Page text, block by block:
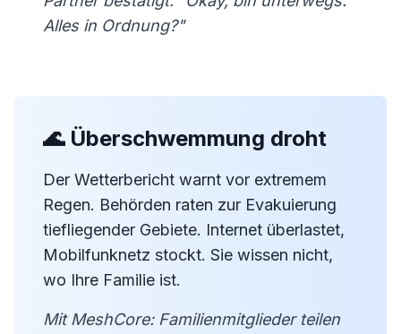
Alles in Ordnung?"
🌊 Überschwemmung droht
Der Wetterbericht warnt vor extremem
Regen. Behörden raten zur Evakuierung
tiefliegender Gebiete. Internet überlastet,
Mobilfunknetz stockt. Sie wissen nicht,
wo Ihre Familie ist.
Mit MeshCore: Familienmitglieder teilen